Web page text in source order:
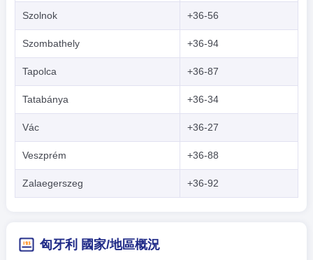
Szolnok +36-56
Szombathely +36-94
Tapolca +36-87
Tatabánya +36-34
Vác +36-27
Veszprém +36-88
Zalaegerszeg +36-92
匈牙利 國家/地區概況